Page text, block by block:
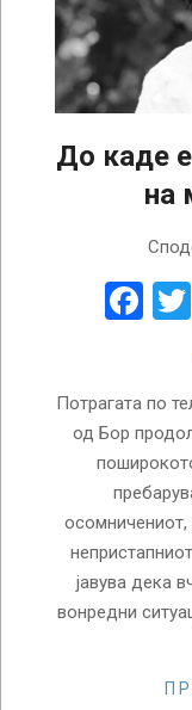
До каде
на
Потрагата по
од Бор
осомничениот,
јавува дека
вонредни